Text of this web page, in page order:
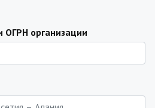
ОГРН организации